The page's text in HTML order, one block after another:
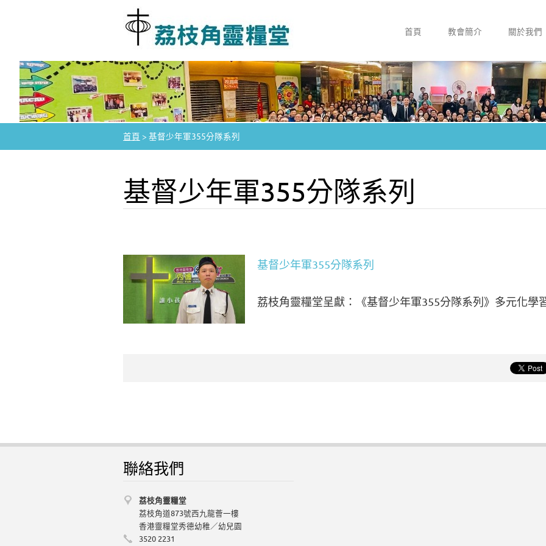
首頁 教會簡介 關於我們
首頁 > 基督少年軍355分隊系列
基督少年軍355分隊系列
基督少年軍355分隊系列
荔枝角靈糧堂呈獻：《基督少年軍355分隊系列》多元化學
聯絡我們
荔枝角靈糧堂
荔枝角道873號西九龍薈一樓
香港靈糧堂秀德幼稚／幼兒園
3520 2231